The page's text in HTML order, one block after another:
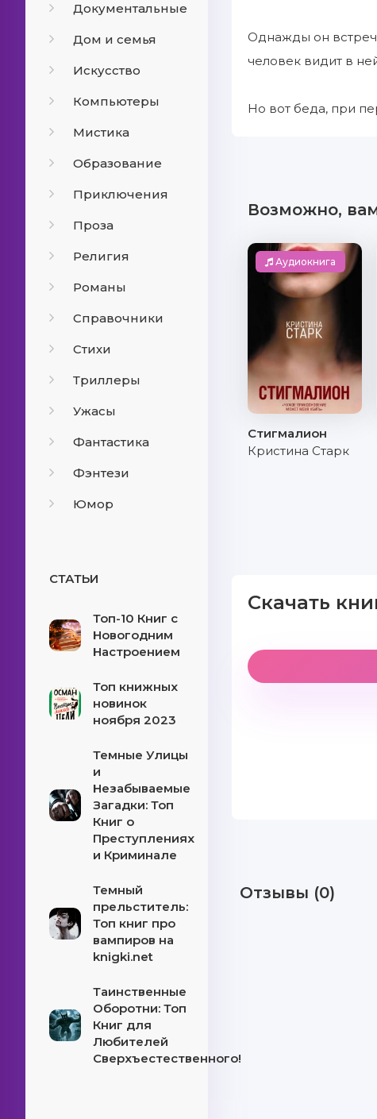
Документальные
Дом и семья
Искусство
Компьютеры
Мистика
Образование
Приключения
Проза
Религия
Романы
Справочники
Стихи
Триллеры
Ужасы
Фантастика
Фэнтези
Юмор
СТАТЬИ
Топ-10 Книг с
Новогодним
Настроением
Топ книжных
новинок
ноября 2023
Темные Улицы
и
Незабываемые
Загадки: Топ
Книг о
Преступлениях
и Криминале
Темный
прельститель:
Топ книг про
вампиров на
knigki.net
Таинственные
Оборотни: Топ
Книг для
Любителей
Сверхъестественного!
Однажды он
человек видит в
Но вот беда, при
Возможно,
Аудиокнига
Стигмалион
Кристина Старк
Скачать
Отзывы (0)